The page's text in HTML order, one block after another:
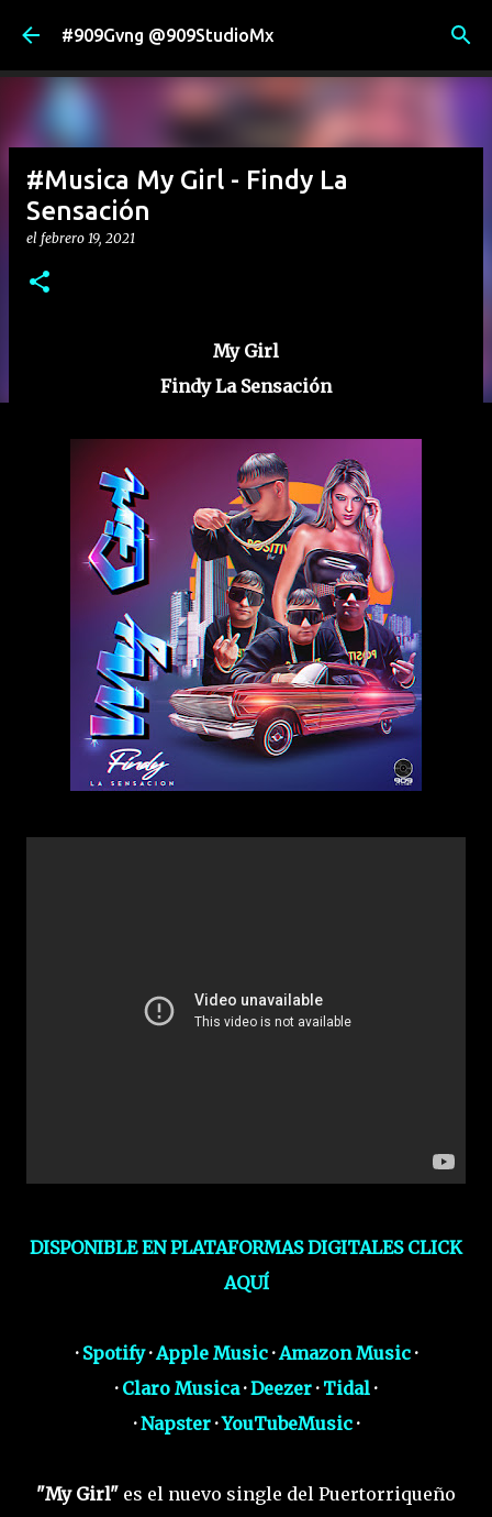
Ir al contenido principal
#909Gvng @909StudioMx
#Musica My Girl - Findy La
Sensación
el febrero 19, 2021
My Girl
Findy La Sensación
DISPONIBLE EN PLATAFORMAS DIGITALES CLICK
AQUÍ
· Spotify·Apple Music·Amazon Music·
· Claro Musica·Deezer · Tidal ·
·Napster·YouTubeMusic·
"My Girl" es el nuevo single del Puertorriqueño